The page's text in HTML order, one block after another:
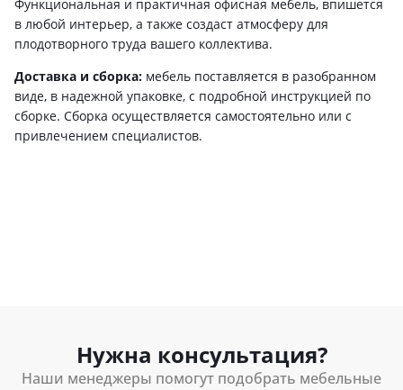
Функциональная и практичная офисная мебель, впишется
в любой интерьер, а также создаст атмосферу для
плодотворного труда вашего коллектива.
Доставка и сборка: мебель поставляется в разобранном
виде, в надежной упаковке, с подробной инструкцией по
сборке. Сборка осуществляется самостоятельно или с
привлечением специалистов.
Нужна консультация?
Наши менеджеры помогут подобрать мебельные